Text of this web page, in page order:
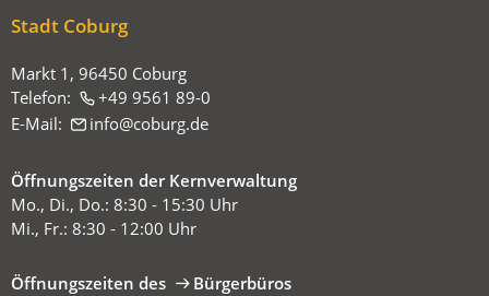
Stadt Coburg
Markt 1, 96450 Coburg
Telefon:
+49 9561 89-0
E-Mail:
info coburg de
Öffnungszeiten der Kernverwaltung
Mo., Di., Do.: 8:30 - 15:30 Uhr
Mi., Fr.: 8:30 - 12:00 Uhr
Öffnungszeiten des
Bürgerbüros